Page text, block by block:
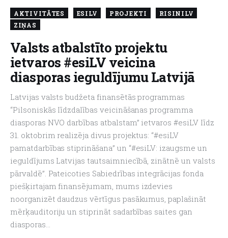
AKTIVITĀTES ESILV PROJEKTI
RISINILV
ZIŅAS
Valsts atbalstīto projektu
ietvaros #esiLV veicina
diasporas ieguldījumu Latvijā
Latvijas valsts budžeta finansētās programmas
“Pilsoniskās līdzdalības veicināšanas programma
diasporas NVO darbības atbalstam” ietvaros #esiLV līdz
31. oktobrim realizēja divus projektus: “#esiLV
pamatdarbības stiprināšana” un “#esiLV: izaugsme un
ieguldījums Latvijas tautsaimniecībā, zinātnē un valsts
pārvaldē”. Pateicoties Sabiedrības integrācijas fonda
piešķirtajam finansējumam, mums izdevies
noorganizēt daudzus vērtīgus pasākumus, paplašināt
mērķauditoriju un stiprināt sadarbības saites gan
diasporas…